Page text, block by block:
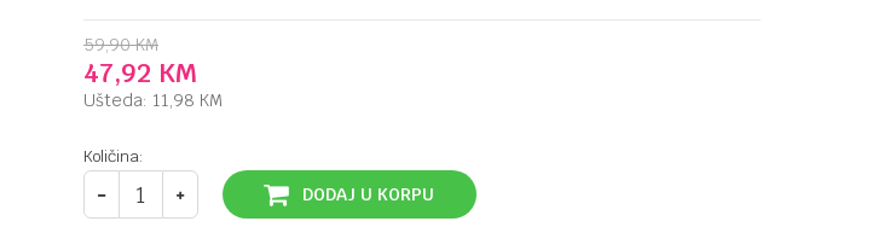
59,90 KM
47,92 KM
Ušteda: 11,98 KM
Količina:
DODAJ U KORPU